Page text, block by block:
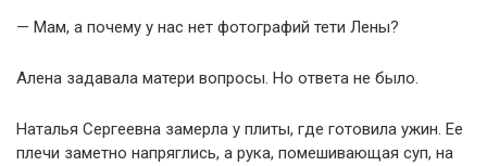
— Мам, а почему у нас нет фотографий тети Лены?
Алена задавала матери вопросы. Но ответа не было.
Наталья Сергеевна замерла у плиты, где готовила ужин. Ее
плечи заметно напряглись, а рука, помешивающая суп, на